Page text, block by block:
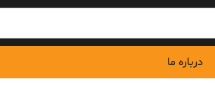
درباره ما